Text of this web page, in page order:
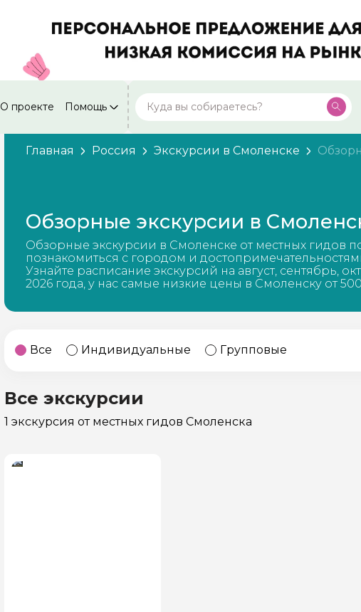
О проекте Помощь
Москва
Россия
Россия
Калининград
Россия
28 экскурсий
Кисловодск
Россия
20 экскурсий
Дербент
Посмотреть все города
Главная Россия Экскурсии в Смоленске
Обзорные экскурсии в
Обзорные экскурсии в Смоленске от местных гидов
познакомиться с городом и
Узнайте расписание экскурсий на август, сентябрь,
2026 года, у нас самые низкие цены в Смоленску от
Все Индивидуальные Групповые
Все экскурсии
1 экскурсия от местных гидов Смоленска